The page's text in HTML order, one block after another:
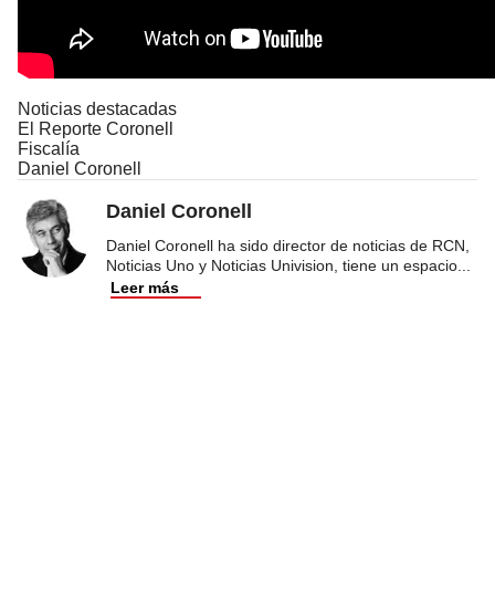
Noticias destacadas
El Reporte Coronell
Fiscalía
Daniel Coronell
Daniel Coronell
Daniel Coronell ha sido director de noticias de RCN,
Noticias Uno y Noticias Univision, tiene un espacio...
Leer más